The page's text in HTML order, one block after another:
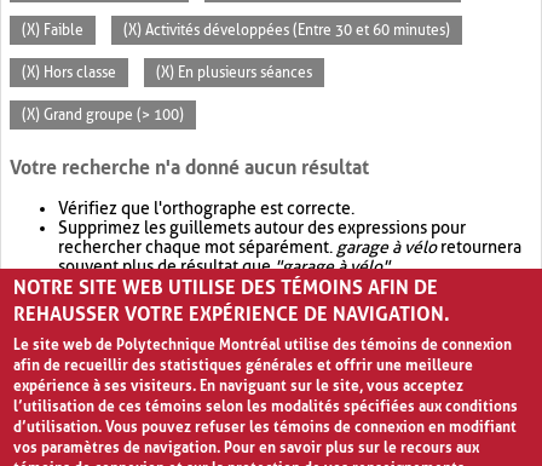
(X) Faible (X) Activités développées (Entre 30 et 60 minutes)
(X) Hors classe (X) En plusieurs séances
(X) Grand groupe (> 100)
Votre recherche n'a donné aucun résultat
Vérifiez que l'orthographe est correcte.
Supprimez les guillemets autour des expressions pour
rechercher chaque mot séparément. garage à véloretournera
souvent plus de résultat que"garage à vélo".
Envisagez d'élargir votre recherche avec OR.garage OR vélo
retournera souvent plus de résultat quegarage à vélo
NOTRE SITE WEB UTILISE DES TÉMOINS AFIN DE
REHAUSSER VOTRE EXPÉRIENCE DE NAVIGATION.
Le site web de Polytechnique Montréal utilise des témoins de connexion
afin de recueillir des statistiques générales et offrir une meilleure
expérience à ses visiteurs. En naviguant sur le site, vous acceptez
l’utilisation de ces témoins selon les modalités spécifiées aux conditions
d’utilisation. Vous pouvez refuser les témoins de connexion en modifiant
vos paramètres de navigation. Pour en savoir plus sur le recours aux